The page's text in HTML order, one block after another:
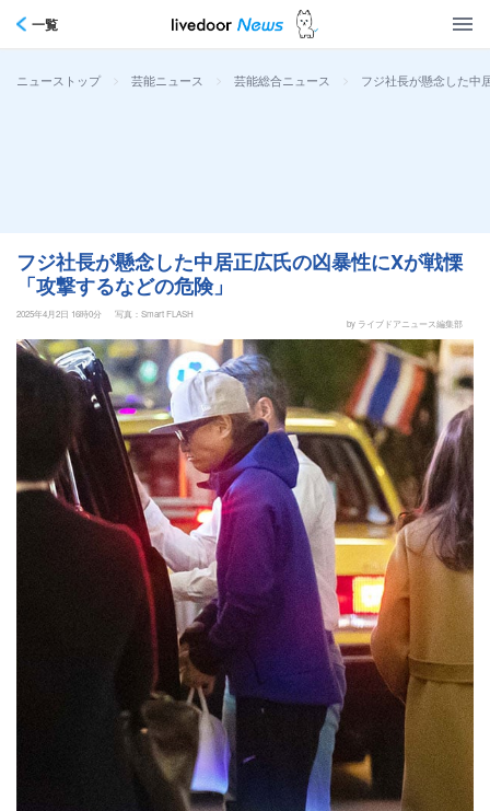
一覧
ニューストップ > 芸能ニュース > 芸能総合ニュース > フジ社長が懸念した中
フジ社長が懸念した中居正広氏の凶暴性にXが戦慄
「攻撃するなどの危険」
2025年4月2日 16時0分
写真：Smart FLASH
by ライブドアニュース編集部